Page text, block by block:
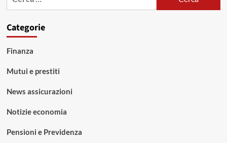
Categorie
Finanza
Mutui e prestiti
News assicurazioni
Notizie economia
Pensioni e Previdenza